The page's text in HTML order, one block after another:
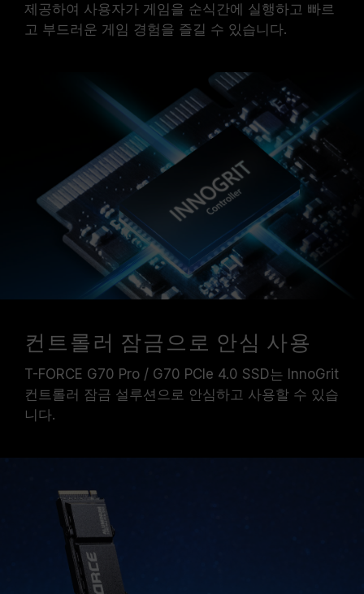
제공하여 사용자가 게임을 순식간에 실행하고 빠르
고 부드러운 게임 경험을 즐길 수 있습니다.
컨트롤러 잠금으로 안심 사용
T-FORCE G70 Pro / G70 PCIe 4.0 SSD는 InnoGrit
컨트롤러 잠금 설루션으로 안심하고 사용할 수 있습
니다.